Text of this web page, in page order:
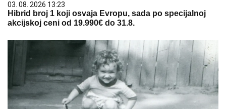
03. 08. 2026 13:23
Hibrid broj 1 koji osvaja Evropu, sada po specijalnoj
akcijskoj ceni od 19.990€ do 31.8.